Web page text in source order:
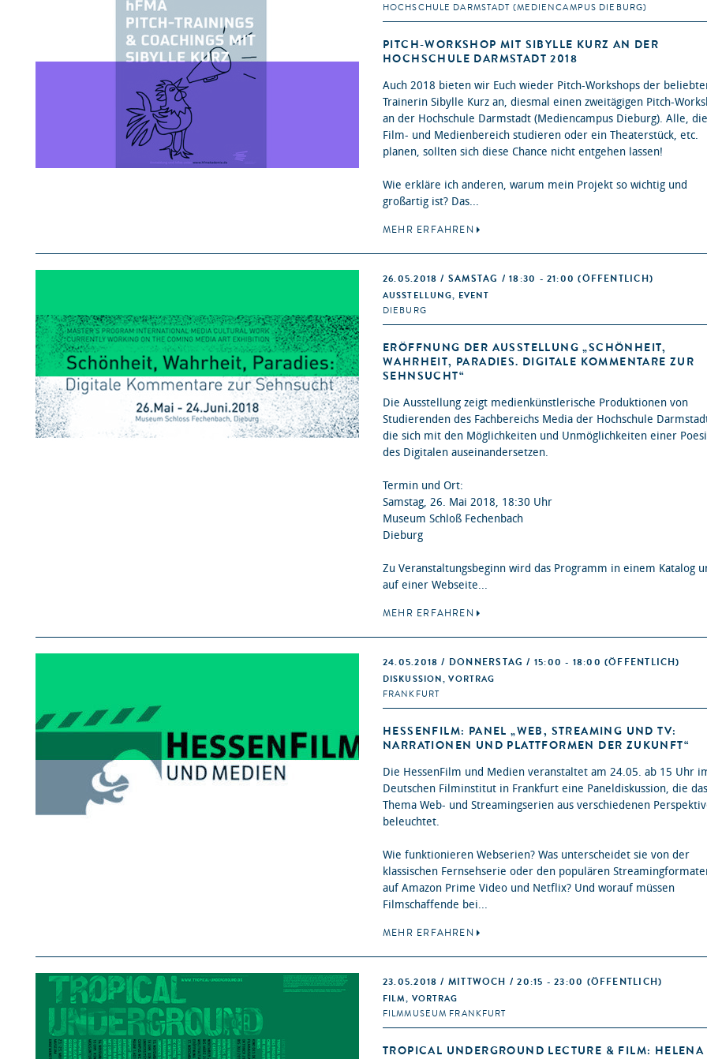
HOCHSCHULE DARMSTADT (MEDIENCAMPUS DIEBURG)
PITCH-WORKSHOP MIT SIBYLLE KURZ AN DER
HOCHSCHULE DARMSTADT 2018
Auch 2018 bieten wir Euch wieder Pitch-Workshops der
Trainerin Sibylle Kurz an, diesmal einen zweitägigen Pitch-
an der Hochschule Darmstadt (Mediencampus Dieburg). Alle,
Film- und Medienbereich studieren oder ein Theaterstück, etc.
planen, sollten sich diese Chance nicht entgehen lassen!
Wie erkläre ich anderen, warum mein Projekt so wichtig und
großartig ist? Das...
MEHR ERFAHREN
26.05.2018 / SAMSTAG / 18:30 - 21:00(ÖFFENTLICH)
AUSSTELLUNG, EVENT
DIEBURG
ERÖFFNUNG DER AUSSTELLUNG „SCHÖNHEIT,
WAHRHEIT, PARADIES. DIGITALE KOMMENTARE ZUR
SEHNSUCHT“
Die Ausstellung zeigt medienkünstlerische Produktionen von
Studierenden des Fachbereichs Media der Hochschule
die sich mit den Möglichkeiten und Unmöglichkeiten einer
des Digitalen auseinandersetzen.
Termin und Ort:
Samstag, 26. Mai 2018, 18:30 Uhr
Museum Schloß Fechenbach
Dieburg
Zu Veranstaltungsbeginn wird das Programm in einem Katalog
auf einer Webseite...
MEHR ERFAHREN
24.05.2018 / DONNERSTAG / 15:00 - 18:00(ÖFFENTLICH)
DISKUSSION, VORTRAG
FRANKFURT
HESSENFILM: PANEL „WEB, STREAMING UND TV:
NARRATIONEN UND PLATTFORMEN DER ZUKUNFT“
Die HessenFilm und Medien veranstaltet am 24.05. ab 15 Uhr
Deutschen Filminstitut in Frankfurt eine Paneldiskussion, die das
Thema Web- und Streamingserien aus verschiedenen
beleuchtet.
Wie funktionieren Webserien? Was unterscheidet sie von der
klassischen Fernsehserie oder den populären
auf Amazon Prime Video und Netflix? Und worauf müssen
Filmschaffende bei...
MEHR ERFAHREN
23.05.2018 / MITTWOCH / 20:15 - 23:00 (ÖFFENTLICH)
FILM, VORTRAG
FILMMUSEUM FRANKFURT
TROPICAL UNDERGROUND LECTURE & FILM: HELENA